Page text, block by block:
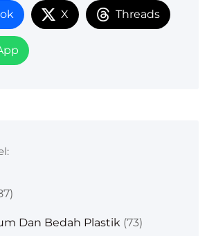
X Threads
Dan Bedah Plastik (73)